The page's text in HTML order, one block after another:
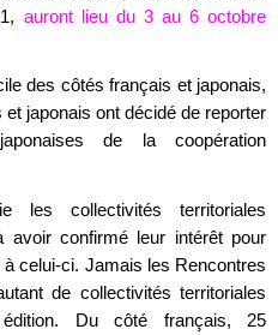
auront lieu du 3 au 6 octobre
des côtés français et japonais,
japonais ont décidé de reporter
de la coopération
les collectivités territoriales
avoir confirmé leur intérêt pour
à celui-ci. Jamais les Rencontres
de collectivités territoriales
Du côté français, 25